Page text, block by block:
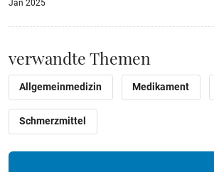
Jan 2025
verwandte Themen
Allgemeinmedizin Medikament
Schmerzmittel